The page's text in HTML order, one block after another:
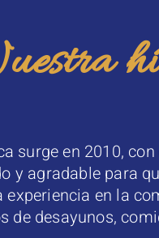
surge en 2010,
y agradable para
experiencia en la
de desayunos,